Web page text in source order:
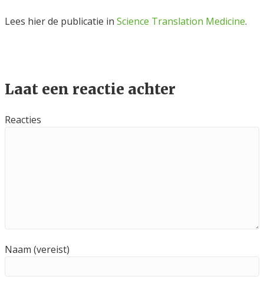
Lees hier de publicatie in Science Translation Medicine.
Laat een reactie achter
Reacties
Naam (vereist)